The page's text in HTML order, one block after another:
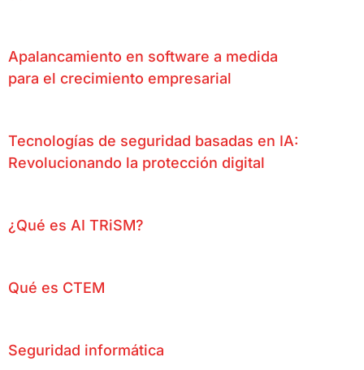
Apalancamiento en software a medida
para el crecimiento empresarial
Tecnologías de seguridad basadas en IA:
Revolucionando la protección digital
¿Qué es AI TRiSM?
Qué es CTEM
Seguridad informática